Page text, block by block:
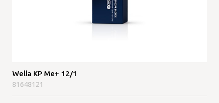
Wella KP Me+ 12/1
81648121